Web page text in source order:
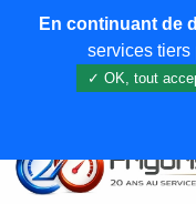
En continuant de
services tiers
✓ OK, tout